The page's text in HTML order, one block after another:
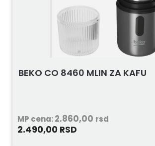
BEKO CO 8460 MLIN ZA KAFU
MP cena:2.860,00 rsd
2.490,00 RSD